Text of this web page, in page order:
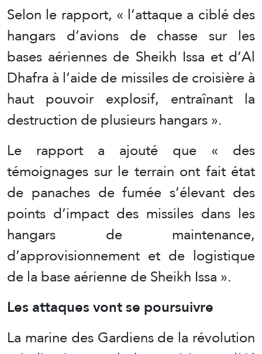
Selon le rapport, « l’attaque a ciblé des
hangars d’avions de chasse sur les
bases aériennes de Sheikh Issa et d’Al
Dhafra à l’aide de missiles de croisière à
haut pouvoir explosif, entraînant la
destruction de plusieurs hangars ».
Le rapport a ajouté que « des
témoignages sur le terrain ont fait état
de panaches de fumée s’élevant des
points d’impact des missiles dans les
hangars de maintenance,
d’approvisionnement et de logistique
de la base aérienne de Sheikh Issa ».
Les attaques vont se poursuivre
La marine des Gardiens de la révolution